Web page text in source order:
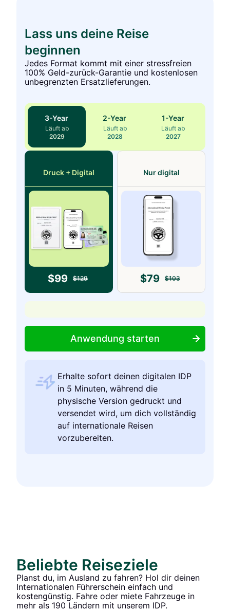
Lass uns deine Reise
beginnen
Jedes Format kommt mit einer stressfreien
100% Geld-zurück-Garantie und kostenlosen
unbegrenzten Ersatzlieferungen.
3-Year
Läuft ab
2029
2-Year
Läuft ab
2028
1-Year
Läuft ab
2027
Druck + Digital
$99 $129
Nur digital
$79 $103
Anwendung starten
Erhalte sofort deinen digitalen IDP
in 5 Minuten, während die
physische Version gedruckt und
versendet wird, um dich vollständig
auf internationale Reisen
vorzubereiten.
Beliebte Reiseziele
Planst du, im Ausland zu fahren? Hol dir deinen
Internationalen Führerschein einfach und
kostengünstig. Fahre oder miete Fahrzeuge in
mehr als 190 Ländern mit unserem IDP.